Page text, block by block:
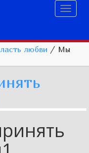
любви / Мы